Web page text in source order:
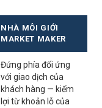
NHÀ MÔI GIỚI
MARKET MAKER
Đứng phía đối ứng
với giao dịch của
khách hàng — kiếm
lợi từ khoản lỗ của